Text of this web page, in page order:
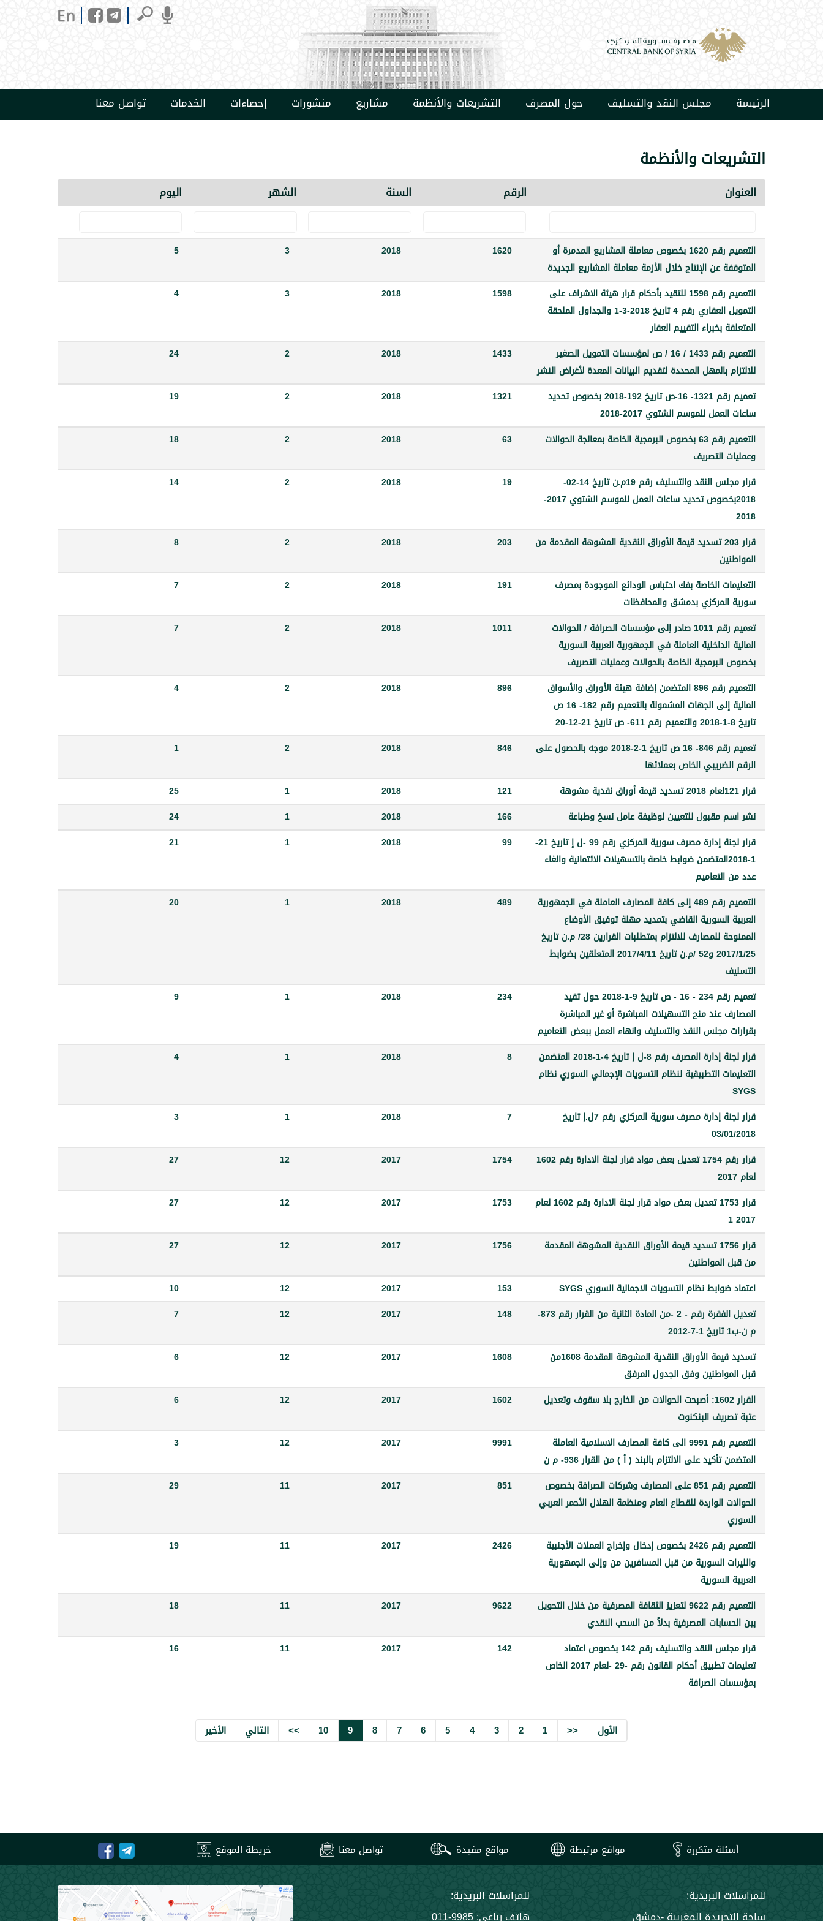
الرئيسة مجلس النقد والتسليف حول المصرف التشريعات والأنظمة مشاريع منشورات إحصاءات الخدمات تواصل معنا
التشريعات والأنظمة
العنوان الرقم السنة الشهر اليوم
التعميم رقم 1620 بخصوص معاملة المشاريع المدمرة أو
المتوقفة عن الإنتاج خلال الأزمة معاملة المشاريع الجديدة
1620
2018
3
5
التعميم رقم 1598 للتقيد بأحكام قرار هيئة الاشراف على
التمويل العقاري رقم 4 تاريخ 2018-3-1 والجداول الملحقة
المتعلقة بخبراء التقييم العقار
1598
2018
3
4
التعميم رقم 1433 / 16 / ص لمؤسسات التمويل الصغير
للالتزام بالمهل المحددة لتقديم البيانات المعدة لأغراض النشر
1433
2018
2
24
تعميم رقم 1321- 16-ص تاريخ 192-2018 بخصوص تحديد
ساعات العمل للموسم الشتوي 2017-2018
1321
2018
2
19
التعميم رقم 63 بخصوص البرمجية الخاصة بمعالجة الحوالات
وعمليات التصريف
63
2018
2
18
قرار مجلس النقد والتسليف رقم 19م.ن تاريخ 14-02-
2018بخصوص تحديد ساعات العمل للموسم الشتوي 2017-
2018
19
2018
2
14
قرار 203 تسديد قيمة الأوراق النقدية المشوهة المقدمة من
المواطنين
203
2018
2
8
التعليمات الخاصة بفك احتباس الودائع الموجودة بمصرف
سورية المركزي بدمشق والمحافظات
191
2018
2
7
تعميم رقم 1011 صادر إلى مؤسسات الصرافة / الحوالات
المالية الداخلية العاملة في الجمهورية العربية السورية
بخصوص البرمجية الخاصة بالحوالات ‏وعمليات التصريف
1011
2018
2
7
التعميم رقم 896 المتضمن إضافة هيئة الأوراق والأسواق
المالية إلى الجهات المشمولة بالتعميم رقم 182- 16 ص
تاريخ 8-1-2018 والتعميم رقم 611- ص تاريخ 21-12-20
896
2018
2
4
تعميم رقم 846- 16 ص تاريخ 1-2-2018 موجه بالحصول على
الرقم الضريبي الخاص بعملائها
846
2018
2
1
قرار 121لعام 2018 تسديد قيمة أوراق نقدية مشوهة 121
2018
1
25
نشر اسم مقبول للتعيين لوظيفة عامل نسخ وطباعة
166
2018
1
24
قرار لجنة إدارة مصرف سورية المركزي رقم 99 -ل إ تاريخ 21-
1-2018المتضمن ضوابط خاصة بالتسهيلات الائتمانية والغاء
عدد من التعاميم
99
2018
1
21
التعميم رقم 489 إلى كافة المصارف العاملة في الجمهورية
العربية السورية القاضي بتمديد مهلة توفيق الأوضاع
الممنوحة للمصارف للالتزام بمتطلبات القرارين 28/ م.ن تاريخ
2017/1/25 و52 /م.ن تاريخ 2017/4/11 المتعلقين بضوابط
التسليف
489
2018
1
20
تعميم رقم 234 - 16 - ص تاريخ 9-1-2018 حول تقيد
المصارف عند منح التسهيلات المباشرة أو غير المباشرة
بقرارات مجلس النقد والتسليف وانهاء العمل ببعض التعاميم
234
2018
1
9
قرار لجنة إدارة المصرف رقم 8-ل إ تاريخ 4-1-2018 المتضمن
التعليمات التطبيقية لنظام التسويات الإجمالي السوري نظام
SYGS
8
2018
1
4
قرار لجنة إدارة مصرف سورية المركزي رقم 7ل.إ تاريخ
03/01/2018
7
2018
1
3
قرار رقم 1754 تعديل بعض مواد قرار لجنة الادارة رقم 1602
لعام 2017
1754
2017
12
27
قرار 1753 تعديل بعض مواد قرار لجنة الادارة رقم 1602 لعام
2017 1
1753
2017
12
27
قرار 1756 تسديد قيمة الأوراق النقدية المشوهة المقدمة
من قبل المواطنين
1756
2017
12
27
اعتماد ضوابط نظام التسويات الاجمالية السوري SYGS 153
2017
12
10
تعديل الفقرة رقم - 2 -من المادة الثانية من القرار رقم 873-
م ن-ب1 تاريخ 1-7-2012
148
2017
12
7
تسديد قيمة الأوراق النقدية المشوهة المقدمة 1608من
قبل المواطنين وفق الجدول المرفق
1608
2017
12
6
القرار 1602: أصبحت الحوالات من الخارج بلا سقوف وتعديل
عتبة تصريف البنكنوت
1602
2017
12
6
التعميم رقم 9991 الى كافة المصارف الاسلامية العاملة
المتضمن تأكيد على الالتزام بالبند ( أ ) من القرار 936- م ن
9991
2017
12
3
التعميم رقم 851 على المصارف وشركات الصرافة بخصوص
الحوالات الواردة للقطاع العام ومنظمة الهلال الأحمر العربي
السوري
851
2017
11
29
التعميم رقم 2426 بخصوص إدخال وإخراج العملات الأجنبية
والليرات السورية من قبل المسافرين من وإلى الجمهورية
العربية السورية
2426
2017
11
19
التعميم رقم 9622 لتعزيز الثقافة المصرفية من خلال التحويل
بين الحسابات المصرفية بدلاً من السحب النقدي
9622
2017
11
18
قرار مجلس النقد والتسليف رقم 142 بخصوص اعتماد
تعليمات تطبيق أحكام القانون رقم -29 -لعام 2017 الخاص
بمؤسسات الصرافة
142
2017
11
16
الأول <<
1
2
3
4
5
6
7
8
9
10
>> التالي الأخير
أسئلة متكررة مواقع مرتبطة مواقع مفيدة تواصل معنا خريطة الموقع
للمراسلات البريدية:
ساحة التجريدة المغربية -دمشق
للمراسلات البريدية:
هاتف رباعي: 9985-011